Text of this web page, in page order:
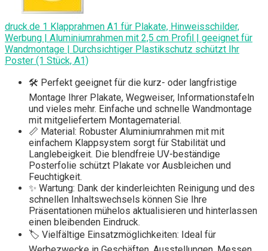
druck.de 1 Klapprahmen A1 für Plakate, Hinweisschilder,
Werbung | Aluminiumrahmen mit 2,5 cm Profil | geeignet für
Wandmontage | Durchsichtiger Plastikschutz schützt Ihr
Poster (1 Stück, A1)
🛠️ Perfekt geeignet für die kurz- oder langfristige
Montage Ihrer Plakate, Wegweiser, Informationstafeln
und vieles mehr. Einfache und schnelle Wandmontage
mit mitgeliefertem Montagematerial.
📏 Material: Robuster Aluminiumrahmen mit mit
einfachem Klappsystem sorgt für Stabilität und
Langlebeigkeit. Die blendfreie UV-beständige
Posterfolie schützt Plakate vor Ausbleichen und
Feuchtigkeit.
✨ Wartung: Dank der kinderleichten Reinigung und des
schnellen Inhaltswechsels können Sie Ihre
Präsentationen mühelos aktualisieren und hinterlassen
einen bleibenden Eindruck.
🏷️ Vielfältige Einsatzmöglichkeiten: Ideal für